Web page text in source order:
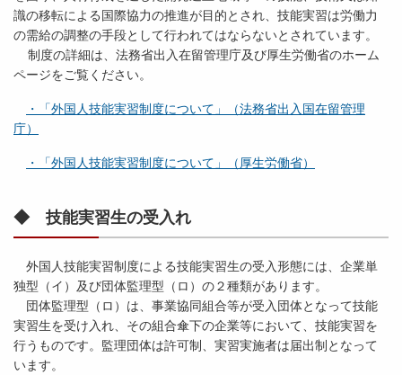
識の移転による国際協力の推進が目的とされ、技能実習は労働力
の需給の調整の手段として行われてはならないとされています。
制度の詳細は、法務省出入在留管理庁及び厚生労働省のホーム
ページをご覧ください。
・「外国人技能実習制度について」（法務省出入国在留管理
庁）
・「外国人技能実習制度について」（厚生労働省）
◆ 技能実習生の受入れ
外国人技能実習制度による技能実習生の受入形態には、企業単
独型（イ）及び団体監理型（ロ）の２種類があります。
団体監理型（ロ）は、事業協同組合等が受入団体となって技能
実習生を受け入れ、その組合傘下の企業等において、技能実習を
行うものです。監理団体は許可制、実習実施者は届出制となって
います。